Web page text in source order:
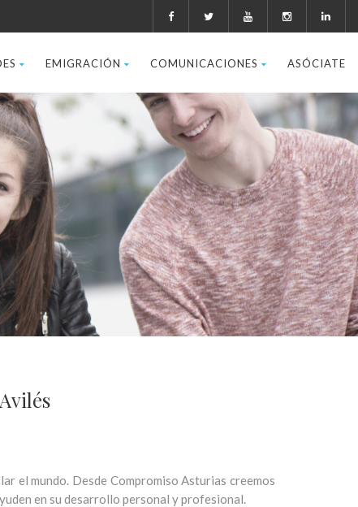
EMIGRACIÓN COMUNICACIONES ASÓCIATE
el mundo. Desde Compromiso Asturias creemos
en su desarrollo personal y profesional.